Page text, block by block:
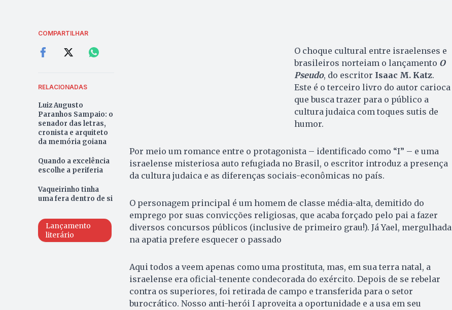
COMPARTILHAR
RELACIONADAS
Luiz Augusto
Paranhos Sampaio: o
senador das letras,
cronista e arquiteto
da memória goiana
Quando a excelência
escolhe a periferia
Vaqueirinho tinha
uma fera dentro de si
Lançamento
literário
O choque cultural entre israelenses e
brasileiros norteiam o lançamento O
Pseudo, do escritor Isaac M. Katz.
Este é o terceiro livro do autor carioca
que busca trazer para o público a
cultura judaica com toques sutis de
humor.
Por meio um romance entre o protagonista – identificado como “I” – e uma
israelense misteriosa auto refugiada no Brasil, o escritor introduz a presença
da cultura judaica e as diferenças sociais-econômicas no país.
O personagem principal é um homem de classe média-alta, demitido do
emprego por suas convicções religiosas, que acaba forçado pelo pai a fazer
diversos concursos públicos (inclusive de primeiro grau!). Já Yael, mergulhada
na apatia prefere esquecer o passado
Aqui todos a veem apenas como uma prostituta, mas, em sua terra natal, a
israelense era oficial-tenente condecorada do exército. Depois de se rebelar
contra os superiores, foi retirada de campo e transferida para o setor
burocrático. Nosso anti-herói I aproveita a oportunidade e a usa em seu